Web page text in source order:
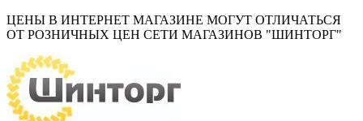
ЦЕНЫ В ИНТЕРНЕТ МАГАЗИНЕ МОГУТ ОТЛИЧАТЬСЯ
ОТ РОЗНИЧНЫХ ЦЕН СЕТИ МАГАЗИНОВ "ШИНТОРГ"